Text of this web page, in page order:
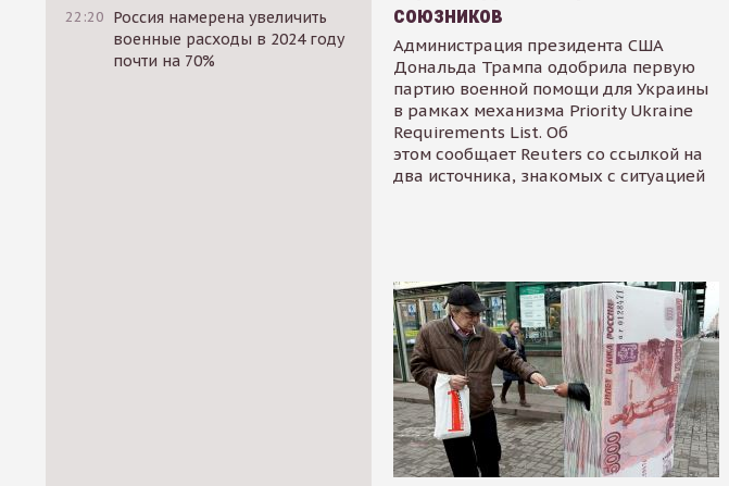
22:20 Россия намерена увеличить
военные расходы в 2024 году
почти на 70%
союзников
Администрация президента США
Дональда Трампа одобрила первую
партию военной помощи для Украины
в рамках механизма Priority Ukraine
Requirements List. Об
этом сообщает Reuters со ссылкой на
два источника, знакомых с ситуацией